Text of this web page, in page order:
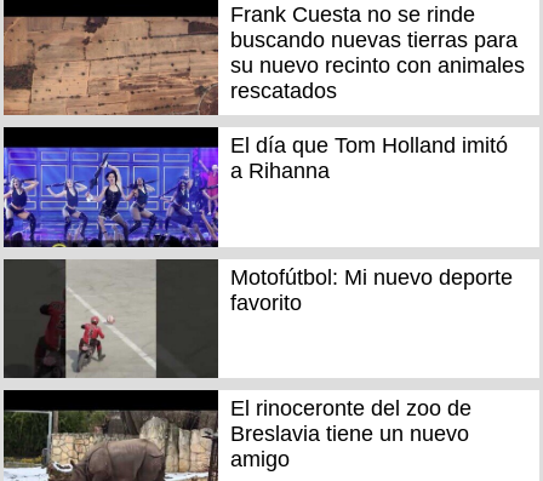
Frank Cuesta no se rinde
buscando nuevas tierras para
su nuevo recinto con animales
rescatados
El día que Tom Holland imitó
a Rihanna
Motofútbol: Mi nuevo deporte
favorito
El rinoceronte del zoo de
Breslavia tiene un nuevo
amigo